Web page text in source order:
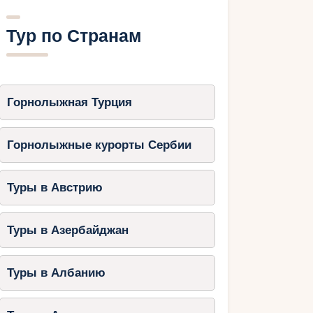
Тур по Странам
Горнолыжная Турция
Горнолыжные курорты Сербии
Туры в Австрию
Туры в Азербайджан
Туры в Албанию